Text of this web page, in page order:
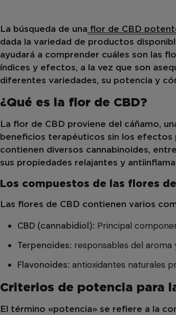
La búsqueda de una flor de CBD
dada la variedad de productos
ayudará a comprender cuáles son las
índices y efectos, a la vez que son
diferentes variedades, su potencia y
¿Qué es la flor de CBD?
La flor de CBD proviene del cáñamo,
beneficios terapéuticos sin los efectos
contienen diversos cannabinoides, entre
sus propiedades relajantes y
Los compuestos de las flores de
Las flores de CBD contienen varios
CBD (cannabidiol): Principal
Terpenoides: responsables del aroma
Flavonoides: antioxidantes naturales
Criterios de potencia para
El término «potencia» se refiere a la